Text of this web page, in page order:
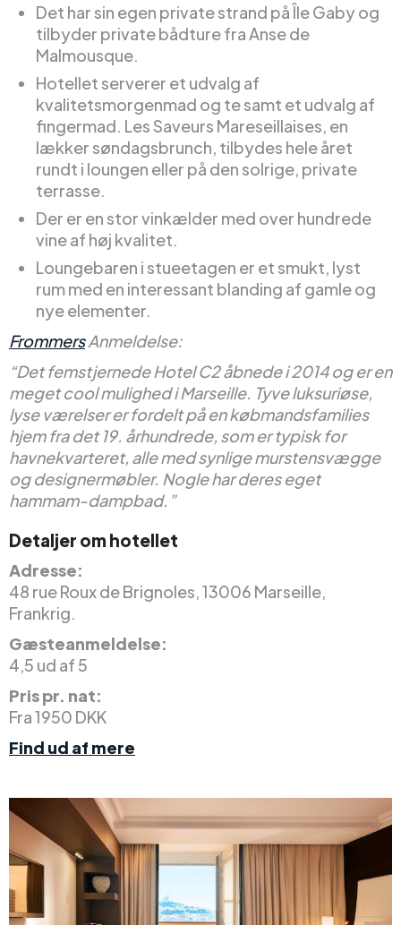
Det har sin egen private strand på Île Gaby og
tilbyder private bådture fra Anse de
Malmousque.
Hotellet serverer et udvalg af
kvalitetsmorgenmad og te samt et udvalg af
fingermad. Les Saveurs Mareseillaises, en
lækker søndagsbrunch, tilbydes hele året
rundt i loungen eller på den solrige, private
terrasse.
Der er en stor vinkælder med over hundrede
vine af høj kvalitet.
Loungebaren i stueetagen er et smukt, lyst
rum med en interessant blanding af gamle og
nye elementer.
FrommersAnmeldelse:
“Det femstjernede Hotel C2 åbnede i 2014 og er en
meget cool mulighed i Marseille. Tyve luksuriøse,
lyse værelser er fordelt på en købmandsfamilies
hjem fra det 19. århundrede, som er typisk for
havnekvarteret, alle med synlige murstensvægge
og designermøbler. Nogle har deres eget
hammam-dampbad.”
Detaljer om hotellet
Adresse:
48 rue Roux de Brignoles, 13006 Marseille,
Frankrig.
Gæsteanmeldelse:
4,5 ud af 5
Pris pr. nat:
Fra 1950 DKK
Find ud af mere